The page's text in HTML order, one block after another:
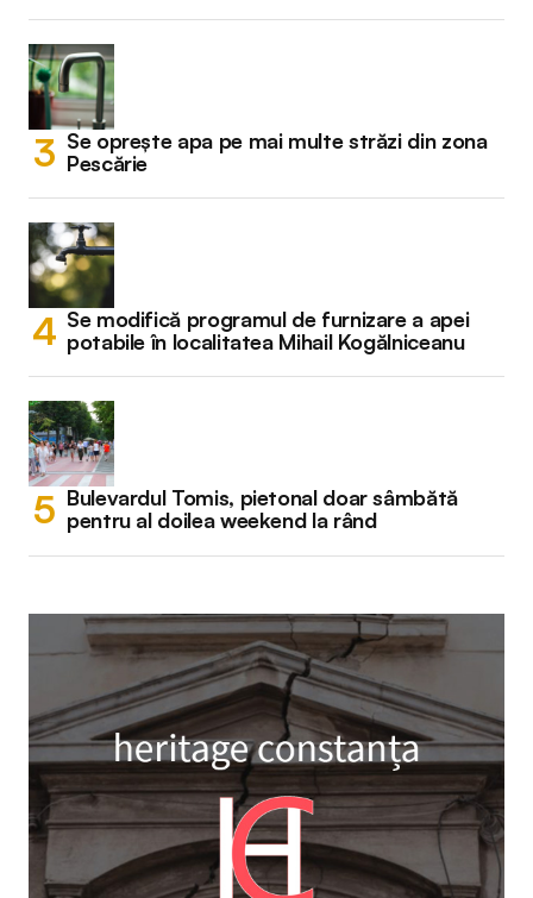
Se oprește apa pe mai multe străzi din zona
Pescărie
Se modifică programul de furnizare a apei
potabile în localitatea Mihail Kogălniceanu
Bulevardul Tomis, pietonal doar sâmbătă
pentru al doilea weekend la rând